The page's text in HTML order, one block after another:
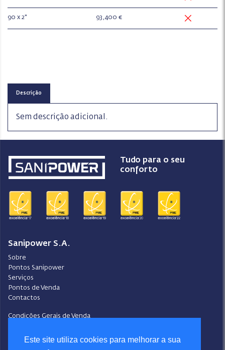
Este site utiliza cookies para melhorar a sua
90 x 2" 93,400 €
Descrição
Sem descrição adicional.
Tudo para o seu
conforto
Sanipower S.A.
Sobre
Pontos Sanipower
Serviços
Pontos de Venda
Contactos
Condições Gerais de Venda
Video-Ajuda